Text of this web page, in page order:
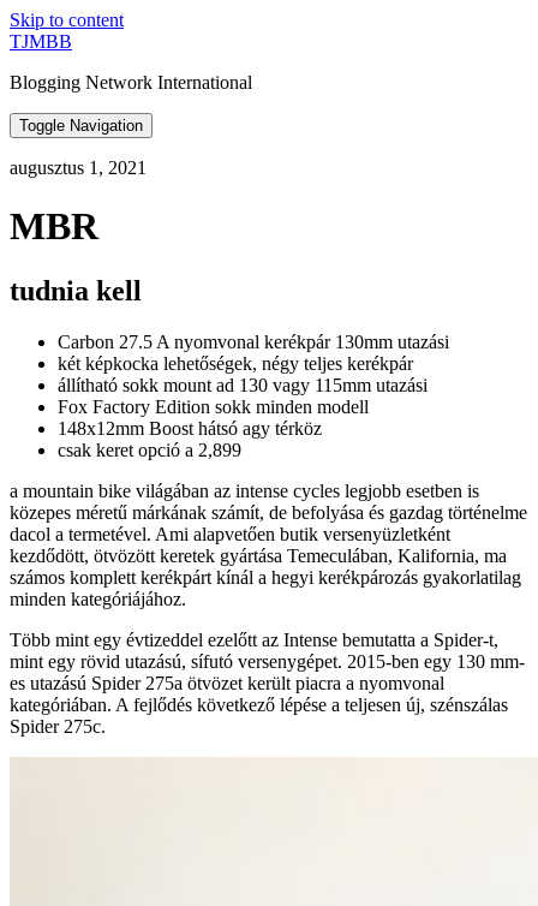
Skip to content
TJMBB
Blogging Network International
Toggle Navigation
augusztus 1, 2021
MBR
tudnia kell
Carbon 27.5 A nyomvonal kerékpár 130mm utazási
két képkocka lehetőségek, négy teljes kerékpár
állítható sokk mount ad 130 vagy 115mm utazási
Fox Factory Edition sokk minden modell
148x12mm Boost hátsó agy térköz
csak keret opció a 2,899
a mountain bike világában az intense cycles legjobb esetben is
közepes méretű márkának számít, de befolyása és gazdag történelme
dacol a termetével. Ami alapvetően butik versenyüzletként
kezdődött, ötvözött keretek gyártása Temeculában, Kalifornia, ma
számos komplett kerékpárt kínál a hegyi kerékpározás gyakorlatilag
minden kategóriájához.
Több mint egy évtizeddel ezelőtt az Intense bemutatta a Spider-t,
mint egy rövid utazású, sífutó versenygépet. 2015-ben egy 130 mm-
es utazású Spider 275a ötvözet került piacra a nyomvonal
kategóriában. A fejlődés következő lépése a teljesen új, szénszálas
Spider 275c.